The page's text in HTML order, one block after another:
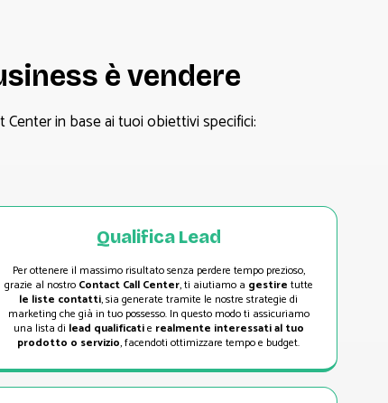
è vendere
in base ai tuoi obiettivi specifici:
Qualifica Lead
Per ottenere il massimo risultato senza perdere tempo prezioso,
grazie al nostro Contact Call Center, ti aiutiamo a gestire tutte
le liste contatti, sia generate tramite le nostre strategie di
marketing che già in tuo possesso. In questo modo ti assicuriamo
una lista di lead qualificatie realmente interessati al tuo
prodotto o servizio, facendoti ottimizzare tempo e budget.